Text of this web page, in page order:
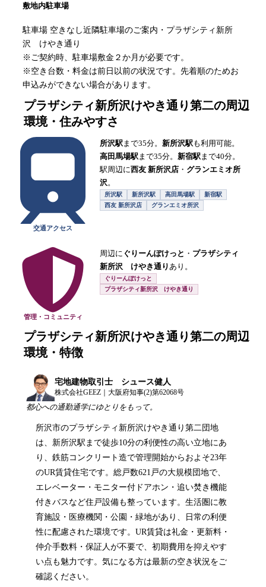
敷地内駐車場
駐車場 空きなし近隣駐車場のご案内・プラザシティ新所
沢 けやき通り
※ご契約時、駐車場敷金２か月が必要です。
※空き台数・料金は前日以前の状況です。先着順のためお
申込みができない場合があります。
プラザシティ新所沢けやき通り第二の周辺
環境・住みやすさ
交通アクセス
所沢駅 まで35分。 新所沢駅も利用可能。
高田馬場駅 まで35分。 新宿駅 まで40分。
駅周辺に西友 新所沢店 ・ グランエミオ所
沢 。
所沢駅 新所沢駅 高田馬場駅
新宿駅
西友 新所沢店
グランエミオ所沢
管理・コミュニティ
周辺に ぐりーんぽけっと ・ プラザシティ
新所沢 けやき通りあり。
ぐりーんぽけっと
プラザシティ新所沢 けやき通り
プラザシティ新所沢けやき通り第二の周辺
環境・特徴
宅地建物取引士 シュース健人
株式会社GEEZ｜大阪府知事(2)第62068号
都心への通勤通学にゆとりをもって。
所沢市のプラザシティ新所沢けやき通り第二団地
は、新所沢駅まで徒歩10分の利便性の高い立地にあ
り、鉄筋コンクリート造で管理開始からおよそ23年
のUR賃貸住宅です。総戸数621戸の大規模団地で、
エレベーター・モニター付ドアホン・追い焚き機能
付きバスなど住戸設備も整っています。生活圏に教
育施設・医療機関・公園・緑地があり、日常の利便
性に配慮された環境です。UR賃貸は礼金・更新料・
仲介手数料・保証人が不要で、初期費用を抑えやす
い点も魅力です。気になる方は最新の空き状況をご
確認ください。